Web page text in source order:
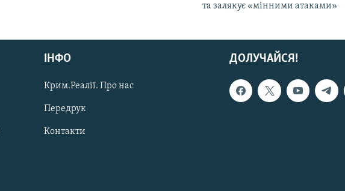
та залякує «мінними атаками»
ДОЛУЧАЙСЯ!
ІНФО
Крим.Реалії. Про нас
Передрук
Контакти